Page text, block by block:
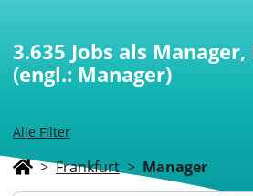
Alle Filter
3.635 Jobs als
(engl.: Manager)
> Frankfurt > Manager